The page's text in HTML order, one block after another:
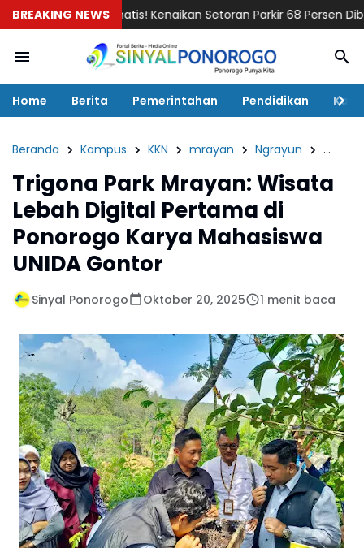
BREAKING NEWS
Dramatis! Kenaikan Setoran Parkir 68 Persen Dibatalkan,
Home Berita Pemerintahan Pendidikan
Beranda Kampus KKN mrayan Ngrayun Sinyal
Trigona Park Mrayan: Wisata
Lebah Digital Pertama di
Ponorogo Karya Mahasiswa
UNIDA Gontor
Sinyal Ponorogo Oktober 20, 2025 1 menit baca